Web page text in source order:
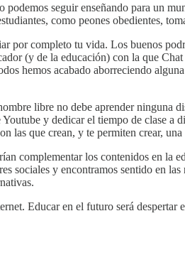
seguir enseñando para un
como peones obedientes,
por completo tu vida. Los buenos
(y de la educación) con la que
hemos acabado aborreciendo
libre no debe aprender ninguna
y dedicar el tiempo de clase a
las que crean, y te permiten crear,
complementar los contenidos en la
sociales y encontramos sentido en
Educar en el futuro será